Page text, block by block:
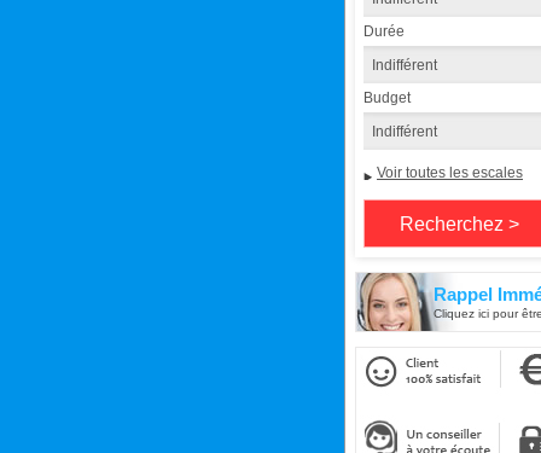
Durée
Budget
Voir toutes les escales
Rappel
Cliquez ici pour